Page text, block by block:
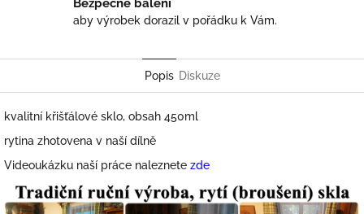
Bezpečné balení
aby výrobek dorazil v pořádku k Vám.
Popis Diskuze
kvalitní křišťálové sklo, obsah 450ml
rytina zhotovena v naší dílně
Videoukázku naší práce naleznete zde